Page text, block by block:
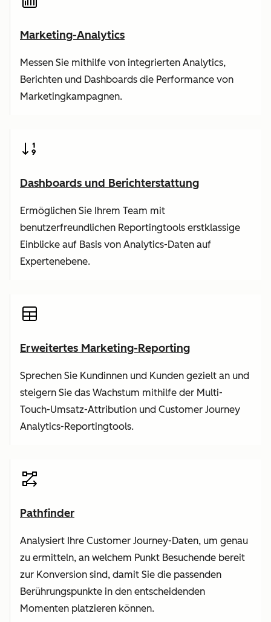
Marketing-Analytics
Messen Sie mithilfe von integrierten Analytics,
Berichten und Dashboards die Performance von
Marketingkampagnen.
Dashboards und Berichterstattung
Ermöglichen Sie Ihrem Team mit
benutzerfreundlichen Reportingtools erstklassige
Einblicke auf Basis von Analytics-Daten auf
Expertenebene.
Erweitertes Marketing-Reporting
Sprechen Sie Kundinnen und Kunden gezielt an und
steigern Sie das Wachstum mithilfe der Multi-
Touch-Umsatz-Attribution und Customer Journey
Analytics-Reportingtools.
Pathfinder
Analysiert Ihre Customer Journey-Daten, um genau
zu ermitteln, an welchem Punkt Besuchende bereit
zur Konversion sind, damit Sie die passenden
Berührungspunkte in den entscheidenden
Momenten platzieren können.